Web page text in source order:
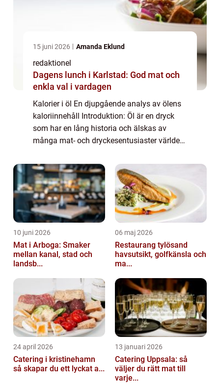
15 juni 2026 Amanda Eklund
redaktionel
Dagens lunch i Karlstad: God mat och
enkla val i vardagen
Kalorier i öl En djupgående analys av ölens
kaloriinnehåll Introduktion: Öl är en dryck
som har en lång historia och älskas av
många mat- och dryckesentusiaster världen
gäller ölkonsumtion är dess kaloriinn...
10 juni 2026
Mat i Arboga: Smaker
mellan kanal, stad och
landsb...
06 maj 2026
Restaurang tylösand
havsutsikt, golfkänsla och
ma...
24 april 2026
Catering i kristinehamn
så skapar du ett lyckat a...
13 januari 2026
Catering Uppsala: så
väljer du rätt mat till
varje...